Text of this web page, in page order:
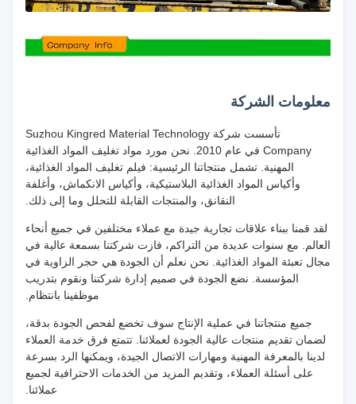
معلومات الشركة
تأسست شركة Suzhou Kingred Material Technology
Company في عام 2010. نحن مورد مواد تغليف المواد الغذائية
المهنية. تشمل منتجاتنا الرئيسية: فيلم تغليف المواد الغذائية،
وأكياس المواد الغذائية البلاستيكية، وأكياس الانكماش، وأغلفة
النقانق، والمنتجات القابلة للتحلل وما إلى ذلك.
لقد قمنا ببناء علاقات تجارية جيدة مع عملاء مختلفين في جميع أنحاء
العالم. مع سنوات عديدة من التراكم، فازت شركتنا بسمعة عالية في
مجال تعبئة المواد الغذائية. نحن نعلم أن الجودة هي حجر الزاوية في
المؤسسة. نضع الجودة في صميم إدارة شركتنا ونقوم بتدريب
موظفينا بانتظام.
جميع منتجاتنا في عملية الإنتاج سوف تخضع لفحص الجودة بدقة،
لضمان تقديم منتجات عالية الجودة لعملائنا. تتمتع فرق خدمة العملاء
لدينا بالمعرفة المهنية ومهارات الاتصال الجيدة، ويمكنها الرد بسرعة
على أسئلة العملاء، وتقديم المزيد من الخدمات الاحترافية لجميع
عملائنا.